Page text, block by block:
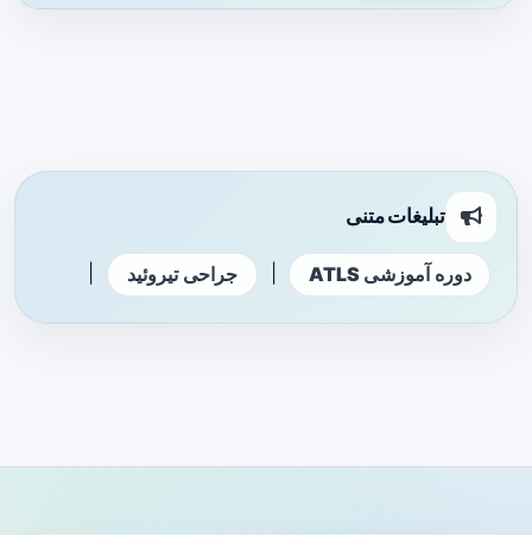
تبلیغات متنی
دوره آموزشی ATLS جراحی تیروئید